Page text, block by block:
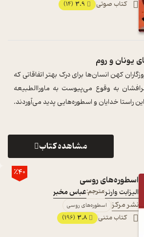
کتاب صوتی 3.9
(14)
یونان و روم
کهن انسان‌ها برای درک بهتر اتفاقاتی که
به وقوع می‌پیوست به ماوراالطبیعه
راستا خدایان و اسطوره‌هایی پدید می‌آوردند.
مشاهده کتاب
٪40
اسطوره‌های روسی
الیزابت وارنرمترجم:عباس مخبر
نشر مرکز
اسطوره‌های روسی
کتاب متنی 3.8
(196)